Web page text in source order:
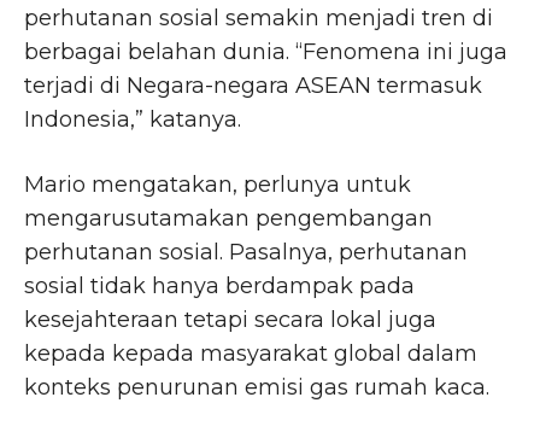
perhutanan sosial semakin menjadi tren di
berbagai belahan dunia. “Fenomena ini juga
terjadi di Negara-negara ASEAN termasuk
Indonesia,” katanya.
Mario mengatakan, perlunya untuk
mengarusutamakan pengembangan
perhutanan sosial. Pasalnya, perhutanan
sosial tidak hanya berdampak pada
kesejahteraan tetapi secara lokal juga
kepada kepada masyarakat global dalam
konteks penurunan emisi gas rumah kaca.